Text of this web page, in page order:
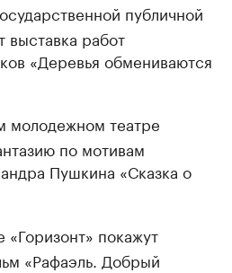
публичной
выставка работ
«Деревья обмениваются
молодежном театре
по мотивам
Пушкина «Сказка о
«Горизонт» покажут
«Рафаэль. Добрый